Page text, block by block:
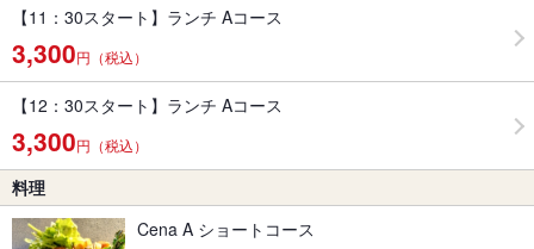
【11：30スタート】ランチ Aコース
3,300円（税込）
【12：30スタート】ランチ Aコース
3,300円（税込）
料理
Cena A ショートコース